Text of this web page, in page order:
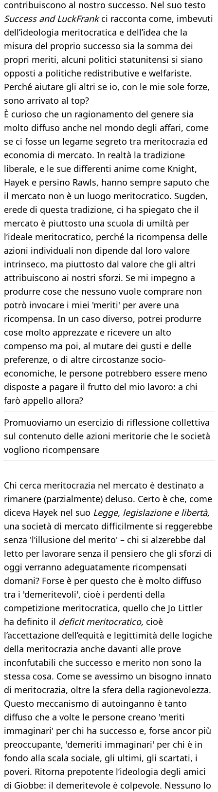
contribuiscono al nostro successo. Nel suo testo
Success and LuckFrankci racconta come, imbevuti
dell’ideologia meritocratica e dell’idea che la
misura del proprio successo sia la somma dei
propri meriti, alcuni politici statunitensi si siano
opposti a politiche redistributive e welfariste.
Perché aiutare gli altri se io, con le mie sole forze,
sono arrivato al top?
È curioso che un ragionamento del genere sia
molto diffuso anche nel mondo degli affari, come
se ci fosse un legame segreto tra meritocrazia ed
economia di mercato. In realtà la tradizione
liberale, e le sue differenti anime come Knight,
Hayek e persino Rawls, hanno sempre saputo che
il mercato non è un luogo meritocratico. Sugden,
erede di questa tradizione, ci ha spiegato che il
mercato è piuttosto una scuola di umiltà per
l’ideale meritocratico, perché la ricompensa delle
azioni individuali non dipende dal loro valore
intrinseco, ma piuttosto dal valore che gli altri
attribuiscono ai nostri sforzi. Se mi impegno a
produrre cose che nessuno vuole comprare non
potrò invocare i miei 'meriti' per avere una
ricompensa. In un caso diverso, potrei produrre
cose molto apprezzate e ricevere un alto
compenso ma poi, al mutare dei gusti e delle
preferenze, o di altre circostanze socio-
economiche, le persone potrebbero essere meno
disposte a pagare il frutto del mio lavoro: a chi
farò appello allora?
Promuoviamo un esercizio di riflessione collettiva
sul contenuto delle azioni meritorie che le società
vogliono ricompensare
Chi cerca meritocrazia nel mercato è destinato a
rimanere (parzialmente) deluso. Certo è che, come
diceva Hayek nel suo Legge, legislazione e libertà,
una società di mercato difficilmente si reggerebbe
senza 'l’illusione del merito' – chi si alzerebbe dal
letto per lavorare senza il pensiero che gli sforzi di
oggi verranno adeguatamente ricompensati
domani? Forse è per questo che è molto diffuso
tra i 'demeritevoli', cioè i perdenti della
competizione meritocratica, quello che Jo Littler
ha definito il deficit meritocratico, cioè
l’accettazione dell’equità e legittimità delle logiche
della meritocrazia anche davanti alle prove
inconfutabili che successo e merito non sono la
stessa cosa. Come se avessimo un bisogno innato
di meritocrazia, oltre la sfera della ragionevolezza.
Questo meccanismo di autoinganno è tanto
diffuso che a volte le persone creano 'meriti
immaginari' per chi ha successo e, forse ancor più
preoccupante, 'demeriti immaginari' per chi è in
fondo alla scala sociale, gli ultimi, gli scartati, i
poveri. Ritorna prepotente l’ideologia degli amici
di Giobbe: il demeritevole è colpevole. Nessuno lo